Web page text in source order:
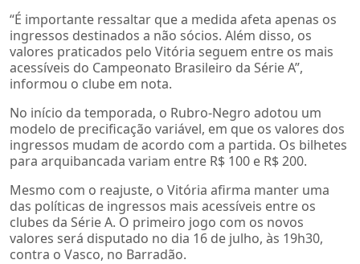
“É importante ressaltar que a medida afeta apenas os
ingressos destinados a não sócios. Além disso, os
valores praticados pelo Vitória seguem entre os mais
acessíveis do Campeonato Brasileiro da Série A”,
informou o clube em nota.
No início da temporada, o Rubro-Negro adotou um
modelo de precificação variável, em que os valores dos
ingressos mudam de acordo com a partida. Os bilhetes
para arquibancada variam entre R$ 100 e R$ 200.
Mesmo com o reajuste, o Vitória afirma manter uma
das políticas de ingressos mais acessíveis entre os
clubes da Série A. O primeiro jogo com os novos
valores será disputado no dia 16 de julho, às 19h30,
contra o Vasco, no Barradão.